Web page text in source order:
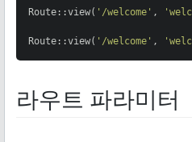
Route::view( '/welcome' ,
Route::view( '/welcome' ,
라우트 파라미터